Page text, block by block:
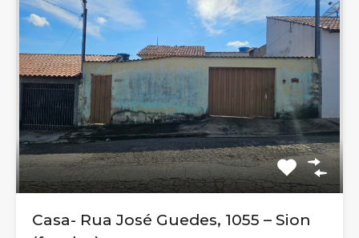
Casa- Rua José Guedes, 1055 – Sion